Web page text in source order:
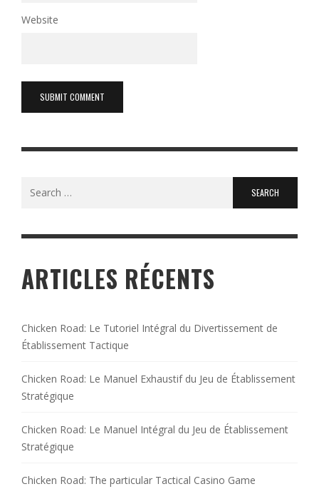
Website
ARTICLES RÉCENTS
Chicken Road: Le Tutoriel Intégral du Divertissement de
Établissement Tactique
Chicken Road: Le Manuel Exhaustif du Jeu de Établissement
Stratégique
Chicken Road: Le Manuel Intégral du Jeu de Établissement
Stratégique
Chicken Road: The particular Tactical Casino Game